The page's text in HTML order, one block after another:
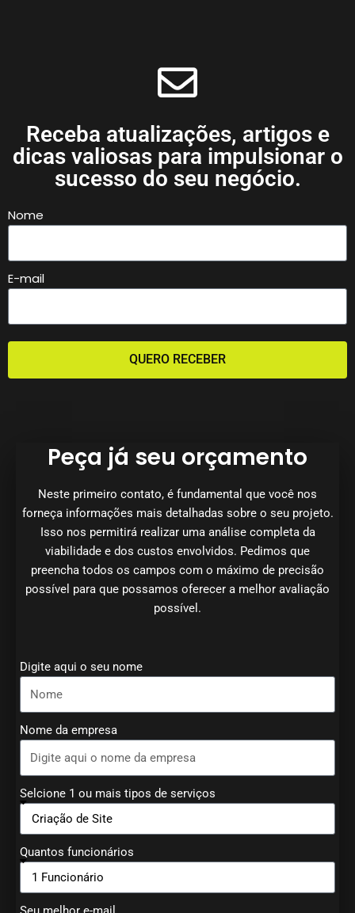
Receba atualizações, artigos e
dicas valiosas para impulsionar o
sucesso do seu negócio.
Nome
E-mail
QUERO RECEBER
Peça já seu orçamento
Neste primeiro contato, é fundamental que você nos
forneça informações mais detalhadas sobre o seu projeto.
Isso nos permitirá realizar uma análise completa da
viabilidade e dos custos envolvidos. Pedimos que
preencha todos os campos com o máximo de precisão
possível para que possamos oferecer a melhor avaliação
possível.
Digite aqui o seu nome
Nome da empresa
Selcione 1 ou mais tipos de serviços
Quantos funcionários